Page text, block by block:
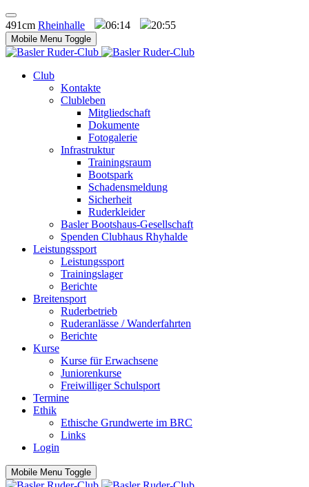
491cm Rheinhalle 06:14 20:55
Mobile Menu Toggle
Club
Kontakte
Clubleben
Mitgliedschaft
Dokumente
Fotogalerie
Infrastruktur
Trainingsraum
Bootspark
Schadensmeldung
Sicherheit
Ruderkleider
Basler Bootshaus-Gesellschaft
Spenden Clubhaus Rhyhalde
Leistungssport
Leistungssport
Trainingslager
Berichte
Breitensport
Ruderbetrieb
Ruderanlässe / Wanderfahrten
Berichte
Kurse
Kurse für Erwachsene
Juniorenkurse
Freiwilliger Schulsport
Termine
Ethik
Ethische Grundwerte im BRC
Links
Login
Mobile Menu Toggle